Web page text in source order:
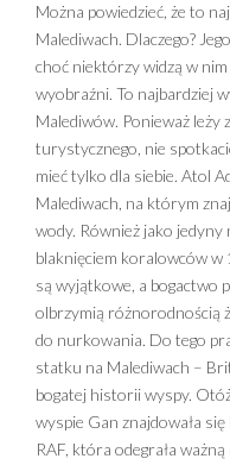
Można powiedzieć, że to
Malediwach. Dlaczego?
choć niektórzy widzą w
wyobraźni. To najbardziej
Malediwów. Ponieważ leży
turystycznego, nie
mieć tylko dla siebie. Atol
Malediwach, na którym
wody. Również jako
blaknięciem koralowców
są wyjątkowe, a bogactwo
olbrzymią różnorodnością
do nurkowania. Do tego
statku na Malediwach –
bogatej historii wyspy.
wyspie Gan znajdowała
RAF, która odegrała